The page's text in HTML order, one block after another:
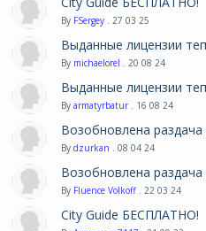
By FSergey . 27 03 25
Выданные лицензии
By michaelorel . 20 08 24
Выданные лицензии
By armatyrbatur . 16 08 24
Возобновлена раздача
By dzurkan . 08 04 24
Возобновлена раздача
By Fluence Volkoff . 22 03 24
City Guide БЕСПЛАТНО!